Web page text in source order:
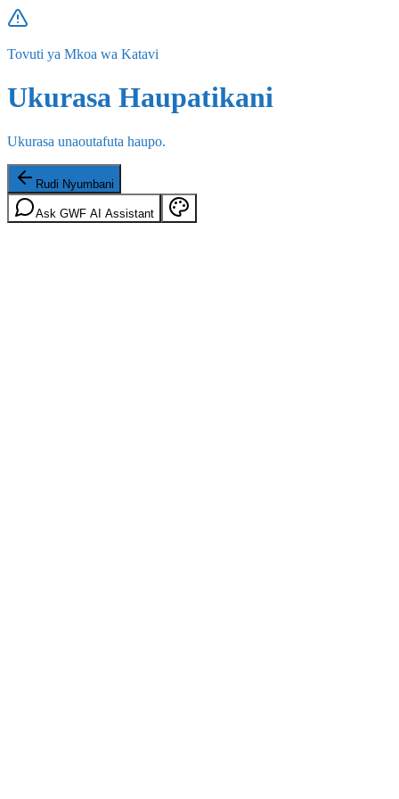
Tovuti ya Mkoa wa Katavi
Ukurasa Haupatikani
Ukurasa unaoutafuta haupo.
Rudi Nyumbani
Ask GWF AI Assistant